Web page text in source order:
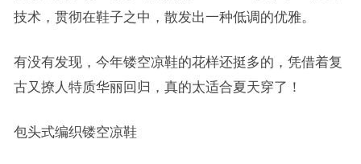
技术，贯彻在鞋子之中，散发出一种低调的优雅。
有没有发现，今年镂空凉鞋的花样还挺多的，凭借着复
古又撩人特质华丽回归，真的太适合夏天穿了！
包头式编织镂空凉鞋